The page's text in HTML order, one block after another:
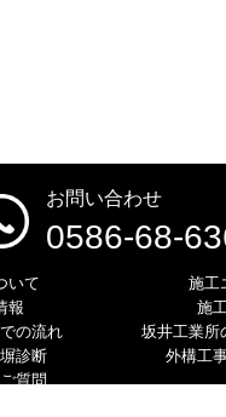
お問い合わせ
0586-68-
いて
施工
報
施
の流れ
坂井工業所
診断
外構工
質問